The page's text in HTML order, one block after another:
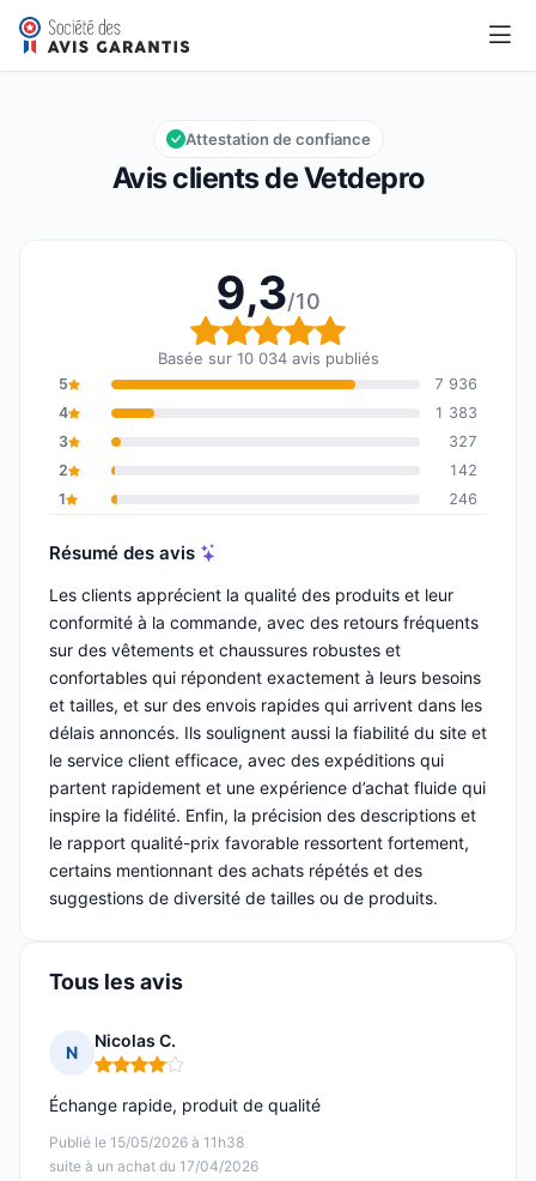
Vetdepro
Note globale : 9,3 sur 10
9,3/10
Avis clients de Vetdepro
Attestation de confiance
9,3/10
Note globale : 9,3 sur
Basée sur 10 034 avis publiés
5
7 936
4
1 383
3
327
2
142
1
246
Résumé des avis
Les clients apprécient la qualité des produits et leur
conformité à la commande, avec des retours fréquents
sur des vêtements et chaussures robustes et
confortables qui répondent exactement à leurs besoins
et tailles, et sur des envois rapides qui arrivent dans les
délais annoncés. Ils soulignent aussi la fiabilité du site et
le service client efficace, avec des expéditions qui
partent rapidement et une expérience d’achat fluide qui
inspire la fidélité. Enfin, la précision des descriptions et
le rapport qualité-prix favorable ressortent fortement,
certains mentionnant des achats répétés et des
suggestions de diversité de tailles ou de produits.
Tous les avis
N
Nicolas C.
Note : 4 sur 5
Publié le 15/05/2026 à 11h38
suite à un achat du 17/04/2026
Échange rapide, produit de qualité